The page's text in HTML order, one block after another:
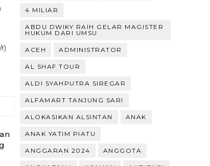
4 MILIAR
ABDU DWIKY RAIH GELAR MAGISTER
HUKUM DARI UMSU
ACEH ADMINISTRATOR
AL SHAF TOUR
ALDI SYAHPUTRA SIREGAR
ALFAMART TANJUNG SARI
ALOKASIKAN ALSINTAN ANAK
ANAK YATIM PIATU
ANGGARAN 2024 ANGGOTA